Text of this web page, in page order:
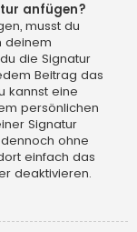
anfügen?
musst du
deinem
die Signatur
Beitrag das
kannst eine
persönlichen
Signatur
ohne
einfach das
deaktivieren.